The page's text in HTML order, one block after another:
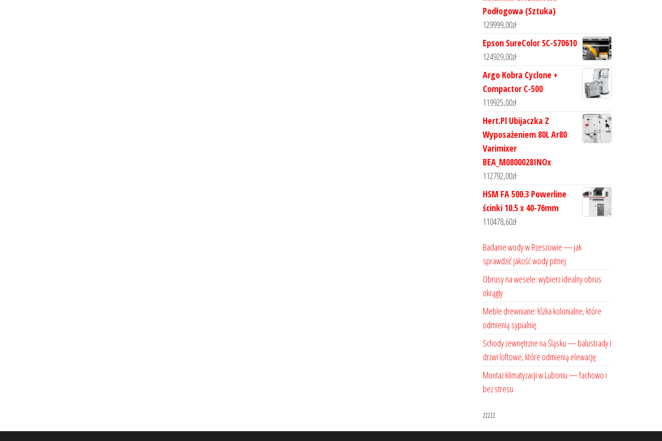
Podłogowa (Sztuka)
129999,00zł
Epson SureColor SC-S70610
124929,00zł
Argo Kobra Cyclone +
Compactor C-500
119925,00zł
Hert.Pl Ubijaczka Z
Wyposażeniem 80L Ar80
Varimixer
BEA_M0800028INOx
112792,00zł
HSM FA 500.3 Powerline
ścinki 10.5 x 40-76mm
110478,60zł
Badanie wody w Rzeszowie — jak
sprawdzić jakość wody pitnej
Obrusy na wesele: wybierz idealny obrus
okrągły
Meble drewniane: łóżka kolonialne, które
odmienią sypialnię
Schody zewnętrzne na Śląsku — balustrady i
drzwi loftowe, które odmienią elewację
Montaż klimatyzacji w Luboniu — fachowo i
bez stresu
zzzzz